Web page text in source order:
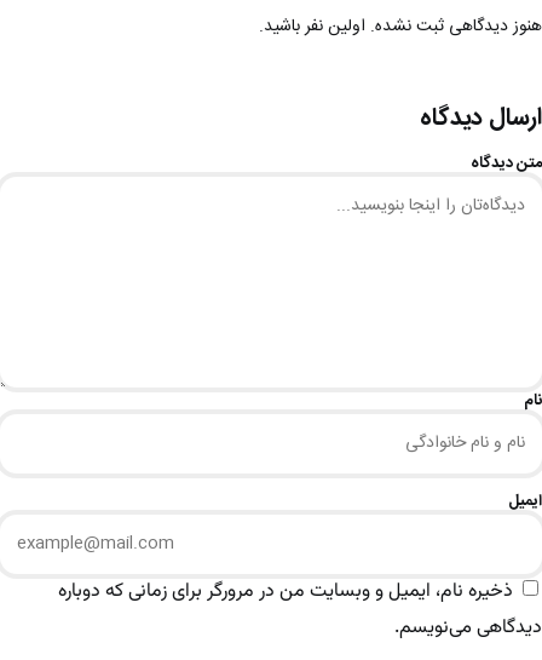
هنوز دیدگاهی ثبت نشده. اولین نفر باشید.
ارسال دیدگاه
متن دیدگاه
نام
ایمیل
ذخیره نام، ایمیل و وبسایت من در مرورگر برای زمانی که دوباره
دیدگاهی می‌نویسم.